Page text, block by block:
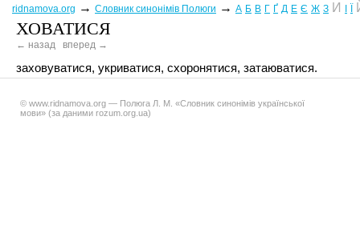
ridnamova.org → Словник синонімів Полюги → А Б В Г Ґ Д Е Є Ж З И
ХОВАТИСЯ
← назад вперед →
заховуватися, укриватися, схоронятися, затаюватися.
© www.ridnamova.org — Полюга Л. М. «Словник синонімів української
мови» (за даними rozum.org.ua)